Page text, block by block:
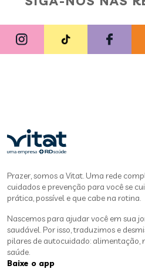
Prazer, somos a Vitat. Uma rede
cuidados e prevenção para você se
prática, possível e que cabe na rotina.
Nascemos para ajudar você em sua
saudável. Por isso, traduzimos e
pilares de autocuidado: alimentação,
saúde.
Baixe o app